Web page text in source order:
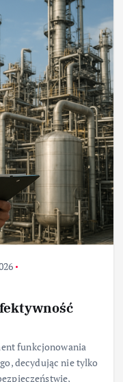
funkcjonowania
decydując nie tylko